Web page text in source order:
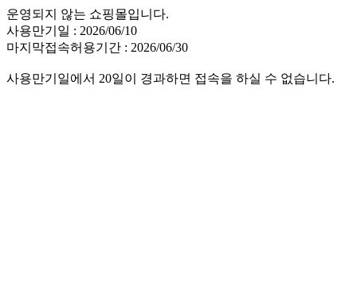
운영되지 않는 쇼핑몰입니다.
사용만기일 : 2026/06/10
마지막접속허용기간 : 2026/06/30
사용만기일에서 20일이 경과하면 접속을 하실 수 없습니다.